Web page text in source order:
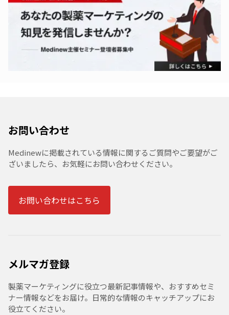
お問い合わせ
Medinewに掲載されている情報に関するご質問やご要望がご
ざいましたら、お気軽にお問い合わせください。
お問い合わせはこちら
メルマガ登録
製薬マーケティングに役立つ最新記事情報や、おすすめセミ
ナー情報などをお届け。日常的な情報のキャッチアップにお
役立てください。